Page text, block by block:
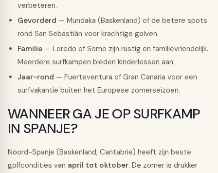
verbeteren.
Gevorderd — Mundaka (Baskenland) of de betere spots
rond San Sebastián voor krachtige golven.
Familie — Loredo of Somo zijn rustig en familievriendelijk.
Meerdere surfkampen bieden kinderlessen aan.
Jaar-rond — Fuerteventura of Gran Canaria voor een
surfvakantie buiten het Europese zomerseizoen.
WANNEER GA JE OP SURFKAMP
IN SPANJE?
Noord-Spanje (Baskenland, Cantabrië) heeft zijn beste
golfcondities van april tot oktober. De zomer is drukker